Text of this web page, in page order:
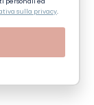
sulla privacy.